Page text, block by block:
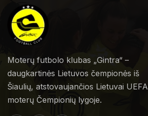
Moterų futbolo klubas „Gintra“ –
daugkartinės Lietuvos čempionės iš
Šiaulių, atstovaujančios Lietuvai UEFA
moterų Čempionių lygoje.